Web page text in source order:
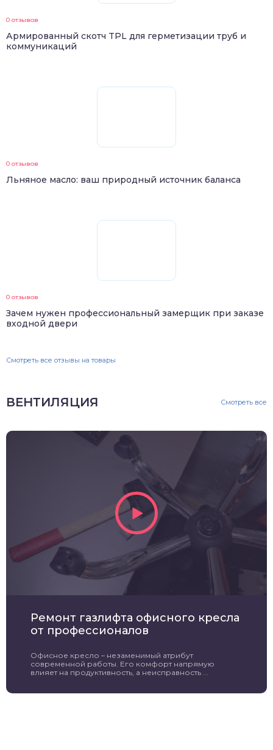
0 отзывов
Армированный скотч TPL для герметизации труб и
коммуникаций
0 отзывов
Льняное масло: ваш природный источник баланса
0 отзывов
Зачем нужен профессиональный замерщик при заказе
входной двери
Смотреть все отзывы на товары
ВЕНТИЛЯЦИЯ Смотреть все
Ремонт газлифта офисного кресла
от профессионалов
Офисное кресло – незаменимый атрибут
современной работы. Его комфорт напрямую
влияет на продуктивность, а неисправность ...